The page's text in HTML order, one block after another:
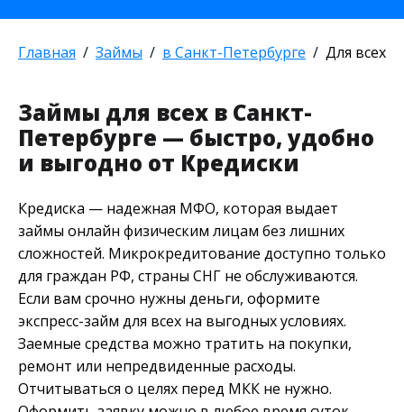
Главная Займы в Санкт-Петербурге Для всех
Займы для всех в Санкт-
Петербурге — быстро, удобно
и выгодно от Кредиски
Кредиска — надежная МФО, которая выдает
займы онлайн физическим лицам без лишних
сложностей. Микрокредитование доступно только
для граждан РФ, страны СНГ не обслуживаются.
Если вам срочно нужны деньги, оформите
экспресс-займ для всех на выгодных условиях.
Заемные средства можно тратить на покупки,
ремонт или непредвиденные расходы.
Отчитываться о целях перед МКК не нужно.